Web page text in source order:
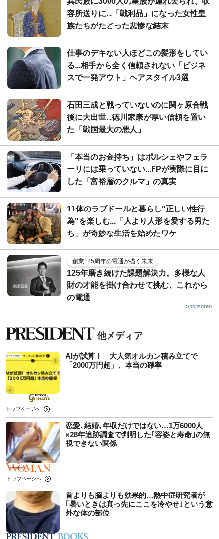
容所送りに...「戦利品」になった女性皇
族たちがたどった悲惨な結末
仕事のデキない人ほどこの髪形をしてい
る...相手から全く信頼されない「ビジネ
スで一発アウト」ヘアスタイル3選
石田三成と戦っていないのに関ヶ原合戦
後に大出世...徳川家康が厚い信頼を置い
た「戦国最大の悪人」
「本当のお金持ち」はポルシェやフェラ
ーリには乗っていない...FPが実際に目に
した「富裕層のクルマ」の真実
11体のラブドールと暮らし"正しい性行
為"を楽しむ...「人より人形を愛する男た
ち」が奇妙な生活を始めたワケ
創業125周年の電通が描く未来
125年磨き続けた課題解決力。多様な人
財の才能を掛け合わせて挑む、これから
の電通
Sponsored
AIが試算！ 大人気オルカン積み立てで
「2000万円超」、本当の確率
トップページへ
恋愛､結婚､年収だけではない…1万6000人
×28年追跡調査で判明した｢容姿と寿命｣の無
視できない関係
トップページへ
首よりも脇よりも効果的…熱中症研究者が
｢暑いときは真っ先にここを冷やせ｣という意
外な体の部位